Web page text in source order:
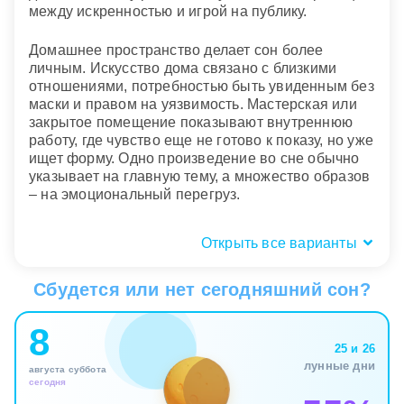
между искренностью и игрой на публику.
Домашнее пространство делает сон более
личным. Искусство дома связано с близкими
отношениями, потребностью быть увиденным без
маски и правом на уязвимость. Мастерская или
закрытое помещение показывают внутреннюю
работу, где чувство еще не готово к показу, но уже
ищет форму. Одно произведение во сне обычно
указывает на главную тему, а множество образов
– на эмоциональный перегруз.
Открыть все варианты
или тревожило вас?
Состояние искусства во сне помогает понять,
поддерживает ли вас внутренний мир или спорит
с вами. Если увиденное вдохновляет, оживляет и
словно дышит, сон говорит о соединении с
собственным творческим источником. Это
Сбудется или нет сегодняшний сон?
8
августа суббота
сегодня
25 и 26
лунные дни